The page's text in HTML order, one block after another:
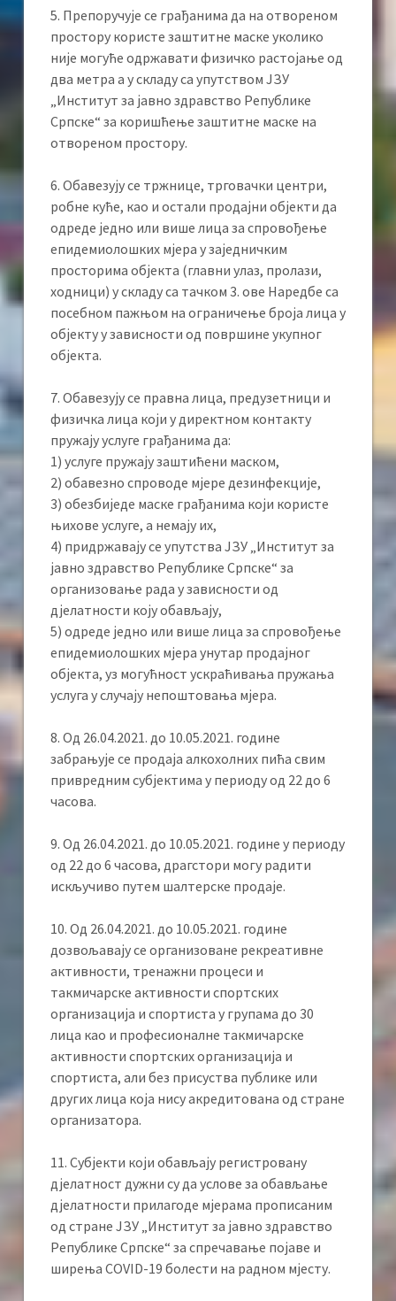
5. Препоручује се грађанима да на отвореном
простору користе заштитне маске уколико
није могуће одржавати физичкo растојање од
два метра а у складу са упутством ЈЗУ
„Институт за јавно здравство Републике
Српске“ за коришћење заштитне маске на
отвореном простору.
6. Обавезују се тржнице, трговачки центри,
робне куће, као и остали продајни објекти да
одреде једно или више лица за спровођење
епидемиолошких мјера у заједничким
просторима објекта (главни улаз, пролази,
ходници) у складу са тачком 3. ове Наредбе са
посебном пажњом на ограничење броја лица у
објекту у зависности од површине укупног
објекта.
7. Обавезују се правна лица, предузетници и
физичка лица који у директном контакту
пружају услуге грађанима да:
1) услуге пружају заштићени маском,
2) обавезно спроводе мјере дезинфекције,
3) обезбиједе маске грађанима који користе
њихове услуге, а немају их,
4) придржавају се упутства ЈЗУ „Институт за
јавно здравство Републике Српске“ за
организовање рада у зависности од
дјелатности коју обављају,
5) одреде једно или више лица за спровођење
епидемиолошких мјера унутар продајног
објекта, уз могућност ускраћивања пружања
услуга у случају непоштовања мјера.
8. Од 26.04.2021. до 10.05.2021. године
забрањује се продаја алкохолних пића свим
привредним субјектима у периоду од 22 до 6
часова.
9. Од 26.04.2021. до 10.05.2021. године у периоду
од 22 до 6 часова, драгстори могу радити
искључиво путем шалтерске продаје.
10. Од 26.04.2021. до 10.05.2021. године
дозвољавају се организоване рекреативне
активности, тренажни процеси и
такмичарске активности спортских
организација и спортиста у групама до 30
лица као и професионалне такмичарске
активности спортских организација и
спортиста, али без присуства публике или
других лица која нису акредитована од стране
организатора.
11. Субјекти који обављају регистровану
дјелатност дужни су да услове за обављање
дјелатности прилагоде мјерама прописаним
од стране ЈЗУ „Институт за јавно здравство
Републике Српске“ за спречавање појаве и
ширења COVID-19 болести на радном мјесту.